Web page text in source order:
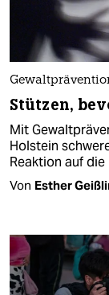
Stützen,
Mit
Holstein
Reaktion auf
Von Esther